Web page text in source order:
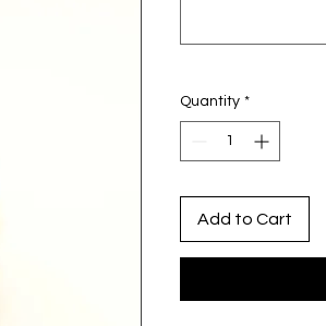
Quantity *
Add to Cart